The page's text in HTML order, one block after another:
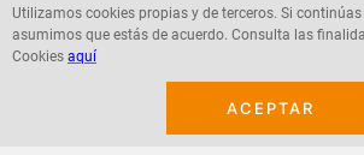
Utilizamos cookies propias y de terceros. Si
asumimos que estás de acuerdo. Consulta las
Cookies aquí
ACEPTAR